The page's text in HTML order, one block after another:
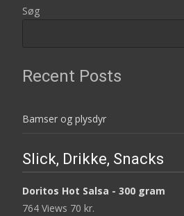
Søg
Recent Posts
Bamser og plysdyr
Slick, Drikke, Snacks
Doritos Hot Salsa - 300 gram
764 Views 70 kr.